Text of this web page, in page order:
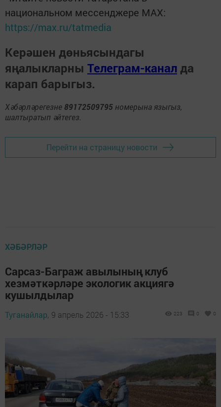
национальном мессенджере MАХ:
https://max.ru/tatmedia
Керәшен дөньясындагы
яңалыкларны Телеграм-канал да
карап барыгыз.
Хәбәрләрегезне 89172509795 номерына языгыз,
шалтыратып әйтегез.
Перейти на страницу новости
ХӘБӘРЛӘР
Сарсаз-Баграж авылының клуб
хезмәткәрләре экологик акциягә
кушылдылар
Туганайлар, 9 апрель 2026 - 15:33 223 0 0